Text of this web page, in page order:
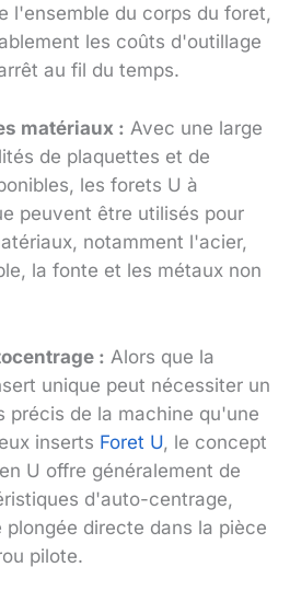
l'ensemble du corps du foret,
les coûts d'outillage
au fil du temps.
matériaux : Avec une large
de plaquettes et de
les forets U à
peuvent être utilisés pour
notamment l'acier,
la fonte et les métaux non
: Alors que la
unique peut nécessiter un
précis de la machine qu'une
inserts Foret U, le concept
U offre généralement de
d'auto-centrage,
plongée directe dans la pièce
pilote.